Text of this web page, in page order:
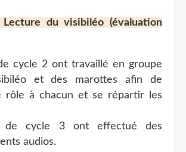
du visibiléo (évaluation
cycle 2 ont travaillé en groupe
et des marottes afin de
rôle à chacun et se répartir les
de cycle 3 ont effectué des
audios.